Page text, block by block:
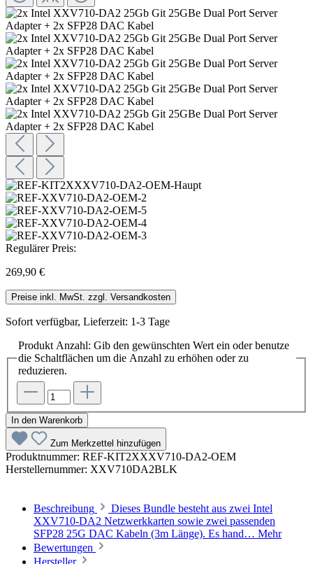
Regulärer Preis:
269,90 €
Preise inkl. MwSt. zzgl. Versandkosten
Sofort verfügbar, Lieferzeit: 1-3 Tage
Produkt Anzahl: Gib den gewünschten Wert ein oder benutze
die Schaltflächen um die Anzahl zu erhöhen oder zu
reduzieren.
In den Warenkorb
Zum Merkzettel hinzufügen
Produktnummer: REF-KIT2XXXV710-DA2-OEM
Herstellernummer: XXV710DA2BLK
Beschreibung
Dieses Bundle besteht aus zwei Intel
XXV710-DA2 Netzwerkkarten sowie zwei passenden
SFP28 25G DAC Kabeln (3m Länge). Es hand… Mehr
Bewertungen
Hersteller